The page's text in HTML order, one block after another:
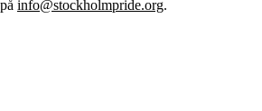
på info@stockholmpride.org.